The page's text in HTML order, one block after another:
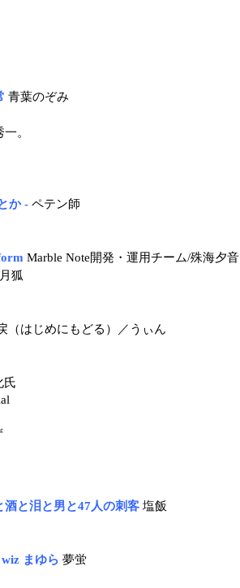
青葉のぞみ
。
か - ペテン師
Marble Note開発・運用チーム/殊海夕音
月狐
（はじめにもどる）／うぃん
氏
と泪と男と47人の刺客 塩飯
まゆら 夢蛍